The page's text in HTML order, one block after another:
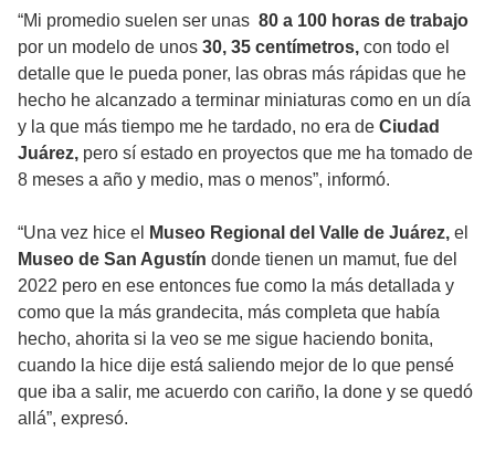
“Mi promedio suelen ser unas 80 a 100 horas de trabajo
por un modelo de unos 30, 35 centímetros, con todo el
detalle que le pueda poner, las obras más rápidas que he
hecho he alcanzado a terminar miniaturas como en un día
y la que más tiempo me he tardado, no era de Ciudad
Juárez, pero sí estado en proyectos que me ha tomado de
8 meses a año y medio, mas o menos”, informó.
“Una vez hice el Museo Regional del Valle de Juárez, el
Museo de San Agustín donde tienen un mamut, fue del
2022 pero en ese entonces fue como la más detallada y
como que la más grandecita, más completa que había
hecho, ahorita si la veo se me sigue haciendo bonita,
cuando la hice dije está saliendo mejor de lo que pensé
que iba a salir, me acuerdo con cariño, la done y se quedó
allá”, expresó.